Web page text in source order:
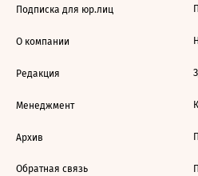
Подписка для юр.лиц
О компании
Редакция
Менеджмент
Архив
Обратная связь